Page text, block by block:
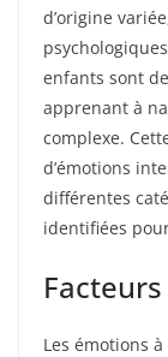
d’origine
enfants sont
apprenant à
complexe.
d’émotions
différentes
identifiées
Les émotions